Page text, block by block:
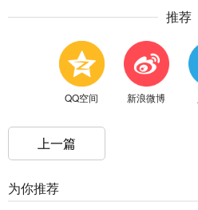
推荐
QQ空间 新浪微博
上一篇
为你推荐